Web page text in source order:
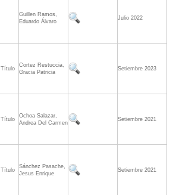
Guillen Ramos,
Eduardo Álvaro
Julio 2022
Título
Cortez Restuccia,
Gracia Patricia
Setiembre 2023
Título
Ochoa Salazar,
Andrea Del Carmen
Setiembre 2021
Título
Sánchez Pasache,
Jesus Enrique
Setiembre 2021